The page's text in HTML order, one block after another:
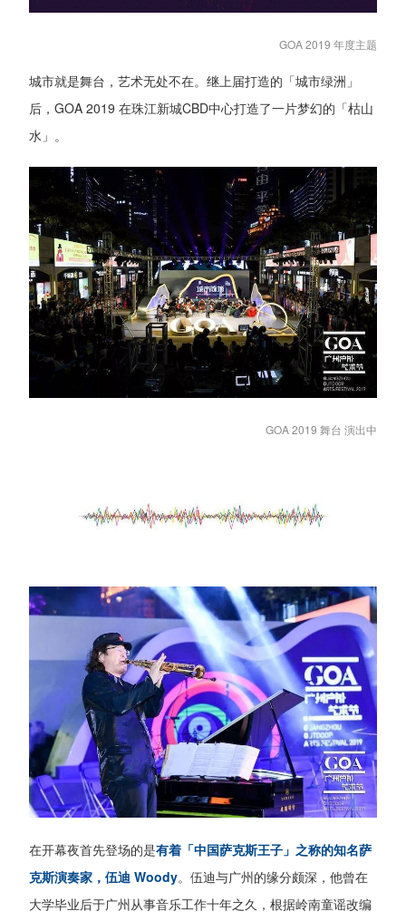
GOA 2019 年度主题
城市就是舞台，艺术无处不在。继上届打造的「城市绿洲」
后，GOA 2019 在珠江新城CBD中心打造了一片梦幻的「枯山
水」。
GOA 2019 舞台 演出中
在开幕夜首先登场的是有着「中国萨克斯王子」之称的知名萨
克斯演奏家，伍迪 Woody。伍迪与广州的缘分颇深，他曾在
大学毕业后于广州从事音乐工作十年之久，根据岭南童谣改编